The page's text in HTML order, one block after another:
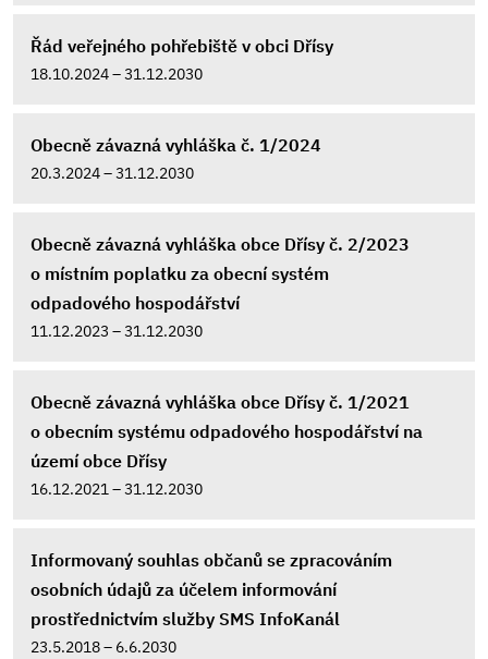
Řád veřejného pohřebiště v obci Dřísy
18.10.2024 – 31.12.2030
Obecně závazná vyhláška č. 1/2024
20.3.2024 – 31.12.2030
Obecně závazná vyhláška obce Dřísy č. 2/2023
o místním poplatku za obecní systém
odpadového hospodářství
11.12.2023 – 31.12.2030
Obecně závazná vyhláška obce Dřísy č. 1/2021
o obecním systému odpadového hospodářství na
území obce Dřísy
16.12.2021 – 31.12.2030
Informovaný souhlas občanů se zpracováním
osobních údajů za účelem informování
prostřednictvím služby SMS InfoKanál
23.5.2018 – 6.6.2030